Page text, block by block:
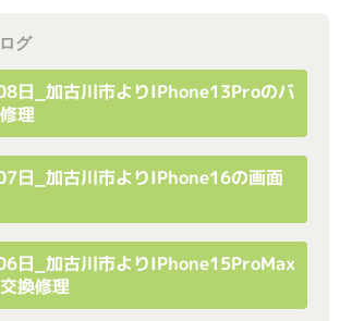
グ
日_加古川市よりiPhone13Proのバ
理
日_加古川市よりiPhone16の画面
日_加古川市よりiPhone15ProMax
換修理